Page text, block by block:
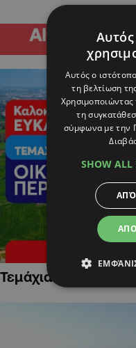
Τεμάχια Γης σε
Αυτός ο
τη βελτίωση
τη
σύμφωνα με την
SHOW ALL